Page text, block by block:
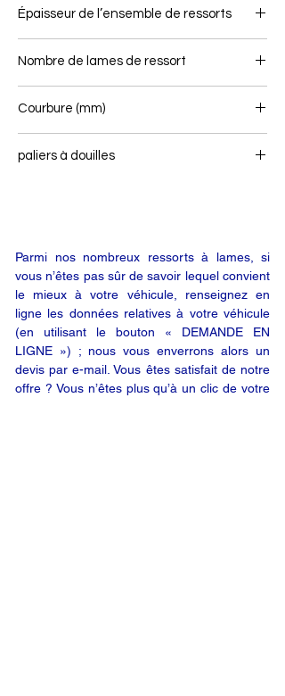
Épaisseur de l’ensemble de ressorts
Nombre de lames de ressort
Courbure (mm)
paliers à douilles
Parmi nos nombreux ressorts à lames, si
vous n’êtes pas sûr de savoir lequel convient
le mieux à votre véhicule, renseignez en
ligne les données relatives à votre véhicule
(en utilisant le bouton « DEMANDE EN
LIGNE ») ; nous vous enverrons alors un
devis par e-mail. Vous êtes satisfait de notre
offre ? Vous n’êtes plus qu’à un clic de votre